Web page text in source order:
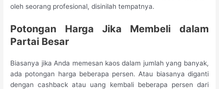
oleh seorang profesional, disinilah tempatnya.
Potongan Harga Jika Membeli dalam
Partai Besar
Biasanya jika Anda memesan kaos dalam jumlah yang banyak,
ada potongan harga beberapa persen. Atau biasanya diganti
dengan cashback atau uang kembali beberapa persen dari